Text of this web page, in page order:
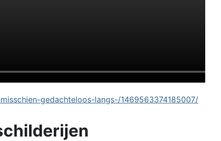
gedachteloos-langs-/1469563374185007/